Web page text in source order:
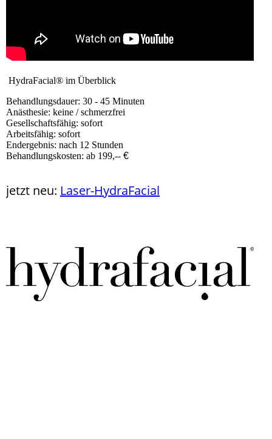
HydraFacial® im Überblick
Behandlungsdauer: 30 - 45 Minuten
Anästhesie: keine / schmerzfrei
Gesellschaftsfähig: sofort
Arbeitsfähig: sofort
Endergebnis: nach 12 Stunden
Behandlungskosten: ab 199,-- €
jetzt neu: Laser-HydraFacial